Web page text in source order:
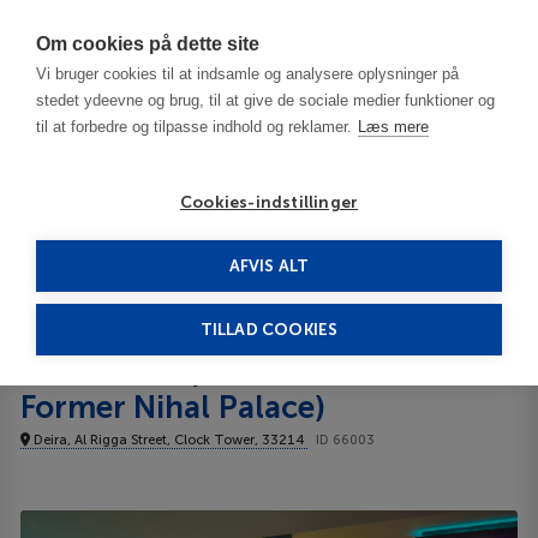
Om cookies på dette site
Vi bruger cookies til at indsamle og analysere oplysninger på
stedet ydeevne og brug, til at give de sociale medier funktioner og
til at forbedre og tilpasse indhold og reklamer. Læs mere
Cookies-indstillinger
AFVIS ALT
TILLAD COOKIES
De Forenede Arabiske Emirater
Golden Tulip Deira ( Former Nihal Palace) 4****
Former Nihal Palace)
Deira, Al Rigga Street, Clock Tower, 33214 ID 66003